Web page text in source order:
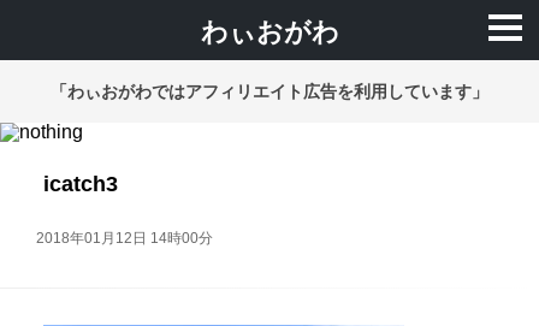
わぃおがわ
「わぃおがわではアフィリエイト広告を利用しています」
icatch3
2018年01月12日 14時00分